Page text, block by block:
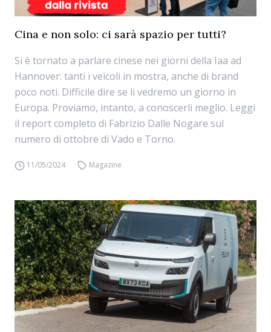
Cina e non solo: ci sarà spazio per tutti?
Si è tornato a parlare cinese nei giorni della Iaa ad
Hannover: tanti i veicoli in mostra, anche di brand
poco noti. Difficile dire se li vedremo un giorno in
Europa. Proviamo, intanto, a conoscerli meglio. Leggi
il report completo di Fabrizio Dalle Nogare sul
numero di ottobre di Vado e Torno.
11/05/2024 Magazine